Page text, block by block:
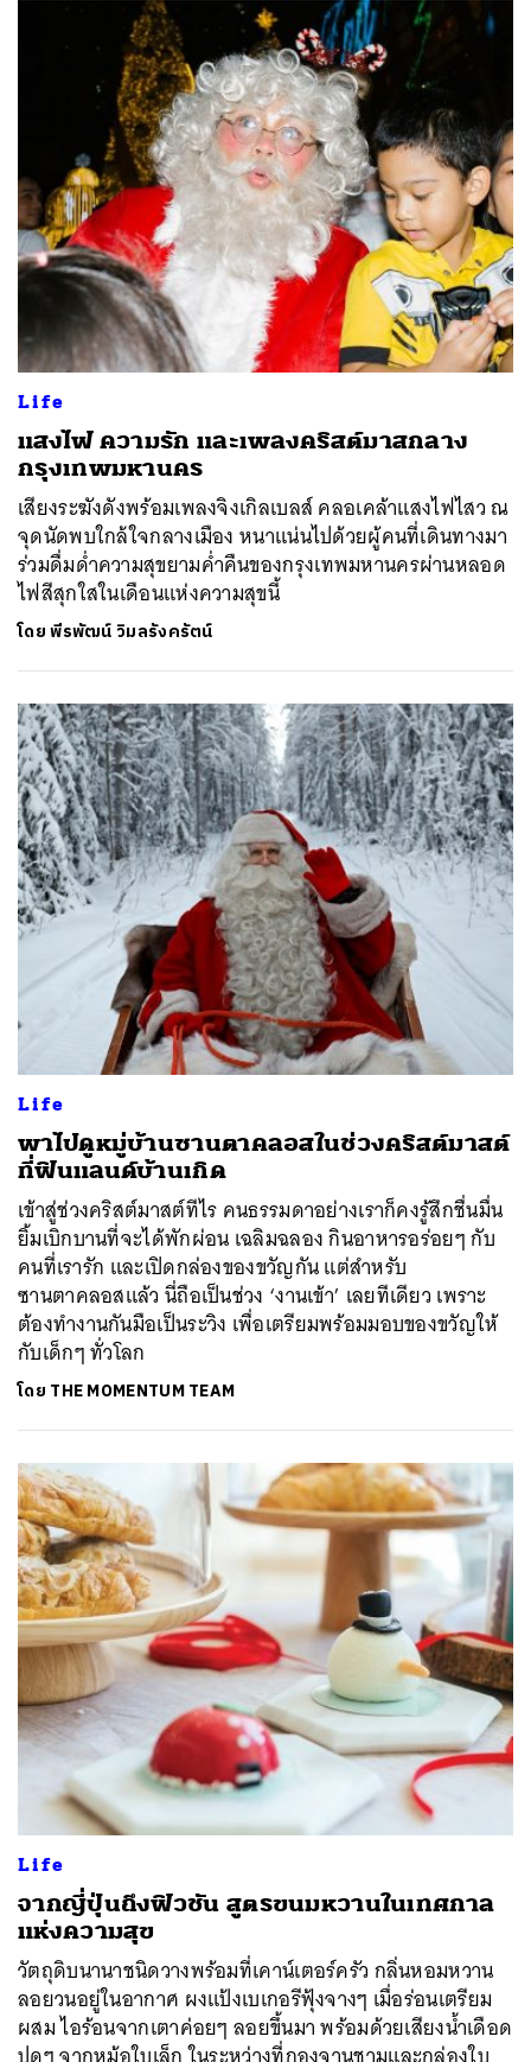
Life
แสงไฟ ความรัก และเพลงคริสต์มาสกลาง
กรุงเทพมหานคร
เสียงระฆังดังพร้อมเพลงจิงเกิลเบลส์ คลอเคล้าแสงไฟไสว ณ
จุดนัดพบใกล้ใจกลางเมือง หนาแน่นไปด้วยผู้คนที่เดินทางมา
ร่วมดื่มด่ำความสุขยามค่ำคืนของกรุงเทพมหานครผ่านหลอด
ไฟสีสุกใสในเดือนแห่งความสุขนี้
โดยพีรพัฒน์ วิมลรังครัตน์
Life
พาไปดูหมู่บ้านซานตาคลอสในช่วงคริสต์มาสต์
ที่ฟินแลนด์บ้านเกิด
เข้าสู่ช่วงคริสต์มาสต์ทีไร คนธรรมดาอย่างเราก็คงรู้สึกชื่นมื่น
ยิ้มเบิกบานที่จะได้พักผ่อน เฉลิมฉลอง กินอาหารอร่อยๆ กับ
คนที่เรารัก และเปิดกล่องของขวัญกัน แต่สำหรับ
ซานตาคลอสแล้ว นี่ถือเป็นช่วง ‘งานเข้า’ เลยทีเดียว เพราะ
ต้องทำงานกันมือเป็นระวิง เพื่อเตรียมพร้อมมอบของขวัญให้
กับเด็กๆ ทั่วโลก
โดย THE MOMENTUM TEAM
Life
จากญี่ปุ่นถึงฟิวชัน สูตรขนมหวานในเทศกาล
แห่งความสุข
วัตถุดิบนานาชนิดวางพร้อมที่เคาน์เตอร์ครัว กลิ่นหอมหวาน
ลอยวนอยู่ในอากาศ ผงแป้งเบเกอรีฟุ้งจางๆ เมื่อร่อนเตรียม
ผสม ไอร้อนจากเตาค่อยๆ ลอยขึ้นมา พร้อมด้วยเสียงน้ำเดือด